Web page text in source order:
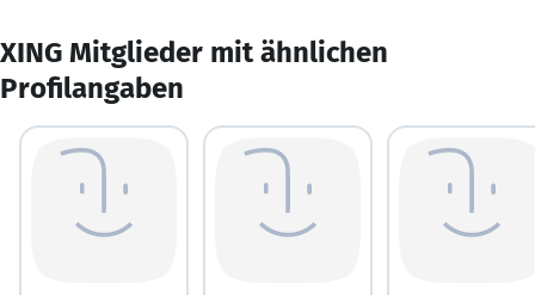
XING Mitglieder mit ähnlichen
Profilangaben